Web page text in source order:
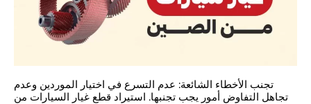
تجنب الأخطاء الشائعة: عدم التسرع في اختيار الموردين وعدم
تجاهل التفاوض أمور يجب تجنبها. استيراد قطع غيار السيارات من